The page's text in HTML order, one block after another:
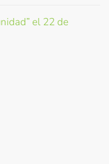
el 22 de